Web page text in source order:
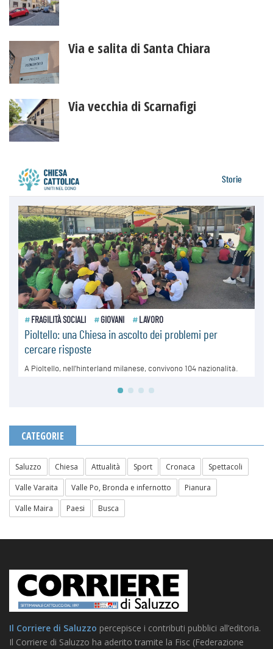
Via e salita di Santa Chiara
Via vecchia di Scarnafigi
CATEGORIE
Saluzzo Chiesa Attualità Sport Cronaca
Spettacoli
Valle Varaita
Valle Po, Bronda e infernotto
Pianura
Valle Maira
Paesi Busca
Il Corriere di Saluzzo percepisce i contributi pubblici all’editoria.
Il Corriere di Saluzzo ha aderito tramite la Fisc (Federazione